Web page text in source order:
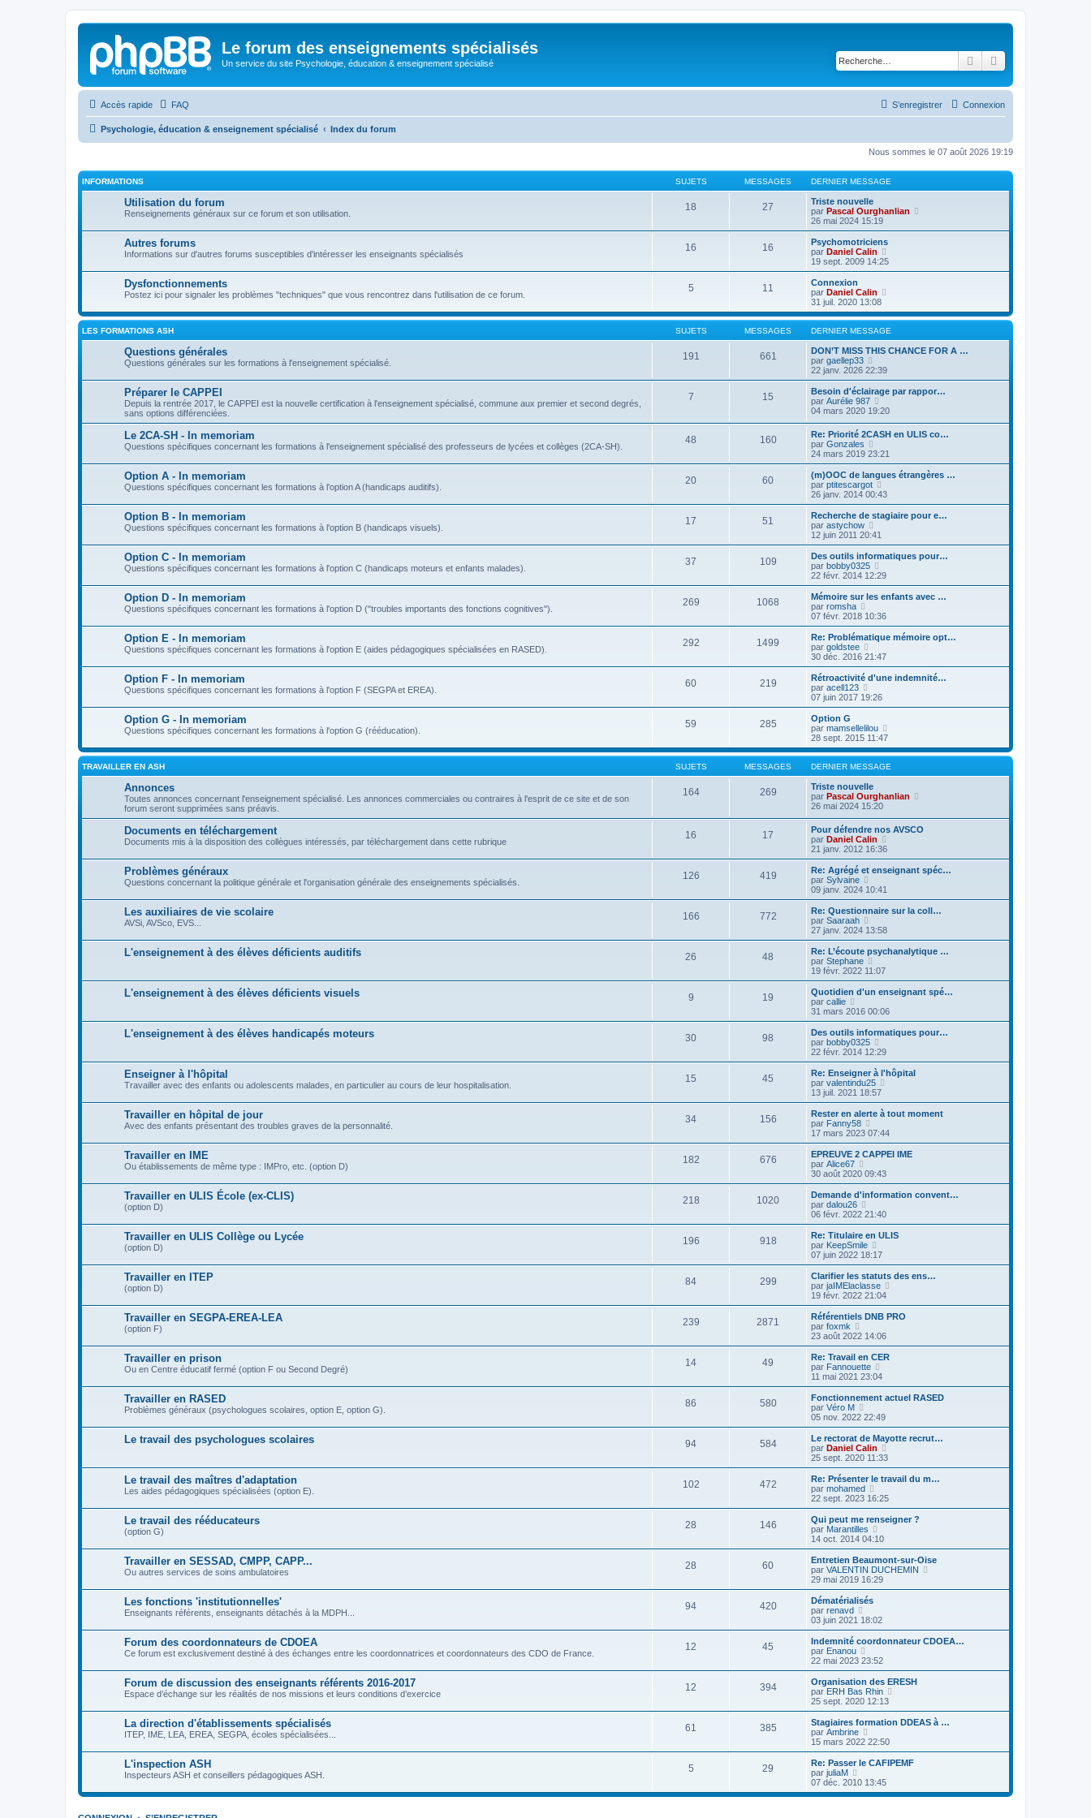
Le forum des enseignements spécialisés
Un service du site Psychologie, éducation & enseignement spécialisé Rechercher
Accès rapide FAQ Connexion
S’enregistrer
Psychologie, éducation & enseignement spécialisé Index du forum
Nous sommes le 07 août 2026 19:19
INFORMATIONS SUJETS MESSAGES DERNIER MESSAGE
Utilisation du forum
Renseignements généraux sur ce forum et son utilisation.
18 27
Triste nouvelle
par Pascal Ourghanlian
i
e
e
s
e
26 mai 2024 15:19
Autres forums
Informations sur d'autres forums susceptibles d'intéresser les enseignants spécialisés
16 16
Psychomotriciens
par Daniel Calin
i
e
r
n
i
s
s
a
g
e
19 sept. 2009 14:25
Dysfonctionnements
Postez ici pour signaler les problèmes "techniques" que vous rencontrez dans l'utilisation de ce forum.
5 11
Connexion
par Daniel Calin
i
r
l
e
d
n
i
e
r
e
s
a
g
e
31 juil. 2020 13:08
LES FORMATIONS ASH SUJETS MESSAGES DERNIER MESSAGE
Questions générales
Questions générales sur les formations à l'enseignement spécialisé.
191 661
DON’T MISS THIS CHANCE FOR A …
par gaellep33
o
i
r
l
e
e
r
i
e
r
m
e
s
s
g
e
22 janv. 2026 22:39
Préparer le CAPPEI
Depuis la rentrée 2017, le CAPPEI est la nouvelle certification à l'enseignement spécialisé, commune aux premier et second degrés,
sans options différenciées.
7 15
Besoin d'éclairage par rappor…
par Aurélie 987
o
r
l
e
d
e
r
i
e
r
s
s
g
e
04 mars 2020 19:20
Le 2CA-SH - In memoriam
Questions spécifiques concernant les formations à l'enseignement spécialisé des professeurs de lycées et collèges (2CA-SH).
48 160
Re: Priorité 2CASH en ULIS co…
par Gonzales
o
i
r
l
e
e
r
n
i
r
m
e
s
s
g
e
24 mars 2019 23:21
Option A - In memoriam
Questions spécifiques concernant les formations à l'option A (handicaps auditifs).
20 60
(m)OOC de langues étrangères …
par ptitescargot
o
i
r
l
r
n
i
r
e
s
s
g
e
26 janv. 2014 00:43
Option B - In memoriam
Questions spécifiques concernant les formations à l'option B (handicaps visuels).
17 51
Recherche de stagiaire pour e…
par astychow
o
i
r
l
e
r
n
i
r
e
s
s
g
e
12 juin 2011 20:41
Option C - In memoriam
Questions spécifiques concernant les formations à l'option C (handicaps moteurs et enfants malades).
37 109
Des outils informatiques pour…
par bobby0325
o
i
r
e
r
n
i
r
e
s
a
g
e
22 févr. 2014 12:29
Option D - In memoriam
Questions spécifiques concernant les formations à l'option D ("troubles importants des fonctions cognitives").
269 1068
Mémoire sur les enfants avec …
par romsha
o
i
r
e
e
r
n
i
m
e
s
a
e
07 févr. 2018 10:36
Option E - In memoriam
Questions spécifiques concernant les formations à l'option E (aides pédagogiques spécialisées en RASED).
292 1499
Re: Problématique mémoire opt…
par goldstee
o
i
r
e
n
i
e
r
m
s
s
a
g
e
30 déc. 2016 21:47
Option F - In memoriam
Questions spécifiques concernant les formations à l'option F (SEGPA et EREA).
60 219
Rétroactivité d'une indemnité…
par acell123
o
i
l
e
e
r
n
i
e
r
e
s
s
a
g
e
07 juin 2017 19:26
Option G - In memoriam
Questions spécifiques concernant les formations à l'option G (rééducation).
59 285
Option G
par mamsellelilou
i
r
l
e
e
e
e
s
g
e
28 sept. 2015 11:47
TRAVAILLER EN ASH SUJETS MESSAGES DERNIER MESSAGE
Annonces
Toutes annonces concernant l'enseignement spécialisé. Les annonces commerciales ou contraires à l'esprit de ce site et de son
forum seront supprimées sans préavis.
164 269
Triste nouvelle
par Pascal Ourghanlian
r
l
e
r
e
r
s
s
e
26 mai 2024 15:20
Documents en téléchargement
Documents mis à la disposition des collègues intéressés, par téléchargement dans cette rubrique
16 17
Pour défendre nos AVSCO
par Daniel Calin
i
r
r
r
s
s
g
e
21 janv. 2012 16:36
Problèmes généraux
Questions concernant la politique générale et l'organisation générale des enseignements spécialisés.
126 419
Re: Agrégé et enseignant spéc…
par Sylvaine
o
i
r
e
r
n
i
r
e
s
s
a
g
e
09 janv. 2024 10:41
Les auxiliaires de vie scolaire
AVSi, AVSco, EVS...
166 772
Re: Questionnaire sur la coll…
par Saaraah
o
i
r
l
e
r
n
i
r
m
e
s
s
a
g
e
27 janv. 2024 13:58
L'enseignement à des élèves déficients auditifs 26 48
Re: L’écoute psychanalytique …
par Stephane
o
i
r
e
r
n
i
e
r
m
e
s
s
g
e
19 févr. 2022 11:07
L'enseignement à des élèves déficients visuels 9 19
Quotidien d'un enseignant spé…
par callie
o
i
r
l
e
r
n
r
m
e
s
s
a
g
e
31 mars 2016 00:06
L'enseignement à des élèves handicapés moteurs 30 98
Des outils informatiques pour…
par bobby0325
o
i
r
l
e
r
n
i
r
e
s
s
g
e
22 févr. 2014 12:29
Enseigner à l'hôpital
Travailler avec des enfants ou adolescents malades, en particulier au cours de leur hospitalisation.
15 45
Re: Enseigner à l'hôpital
par valentindu25
i
r
e
e
r
r
s
s
e
13 juil. 2021 18:57
Travailler en hôpital de jour
Avec des enfants présentant des troubles graves de la personnalité.
34 156
Rester en alerte à tout moment
par Fanny58
o
i
r
e
e
r
i
r
m
e
s
s
a
g
e
17 mars 2023 07:44
Travailler en IME
Ou établissements de même type : IMPro, etc. (option D)
182 676
EPREUVE 2 CAPPEI IME
par Alice67
o
i
r
e
r
n
i
r
m
e
s
s
g
e
30 août 2020 09:43
Travailler en ULIS École (ex-CLIS)
(option D)
218 1020
Demande d'information convent…
par dalou26
o
i
r
e
r
n
i
r
e
s
s
a
g
e
06 févr. 2022 21:40
Travailler en ULIS Collège ou Lycée
(option D)
196 918
Re: Titulaire en ULIS
par KeepSmile
o
i
r
l
e
e
r
n
i
r
e
s
s
g
e
07 juin 2022 18:17
Travailler en ITEP
(option D)
84 299
Clarifier les statuts des ens…
par jaIMElaclasse
i
r
r
s
s
e
19 févr. 2022 21:04
Travailler en SEGPA-EREA-LEA
(option F)
239 2871
Référentiels DNB PRO
par foxmk
o
i
r
l
e
r
n
i
r
m
e
s
s
a
g
e
23 août 2022 14:06
Travailler en prison
Ou en Centre éducatif fermé (option F ou Second Degré)
14 49
Re: Travail en CER
par Fannouette
i
r
e
r
n
i
r
e
s
s
g
e
11 mai 2021 23:04
Travailler en RASED
Problèmes généraux (psychologues scolaires, option E, option G).
86 580
Fonctionnement actuel RASED
par Véro M
o
i
r
l
e
e
r
n
i
r
m
e
s
s
a
g
e
05 nov. 2022 22:49
Le travail des psychologues scolaires 94 584
Le rectorat de Mayotte recrut…
par Daniel Calin
i
r
e
r
r
m
s
e
25 sept. 2020 11:33
Le travail des maîtres d'adaptation
Les aides pédagogiques spécialisées (option E).
102 472
Re: Présenter le travail du m…
par mohamed
o
i
r
e
r
n
i
e
s
s
g
e
22 sept. 2023 16:25
Le travail des rééducateurs
(option G)
28 146
Qui peut me renseigner ?
par Marantilles
o
i
r
e
n
i
r
e
s
s
a
g
e
14 oct. 2014 04:10
Travailler en SESSAD, CMPP, CAPP...
Ou autres services de soins ambulatoires
28 60
Entretien Beaumont-sur-Oise
par VALENTIN DUCHEMIN
i
e
r
s
s
e
29 mai 2019 16:29
Les fonctions 'institutionnelles'
Enseignants référents, enseignants détachés à la MDPH...
94 420
Dématérialisés
par renavd
o
i
r
e
r
n
r
m
e
s
s
g
e
03 juin 2021 18:02
Forum des coordonnateurs de CDOEA
Ce forum est exclusivement destiné à des échanges entre les coordonnatrices et coordonnateurs des CDO de France.
12 45
Indemnité coordonnateur CDOEA…
par Enanou
o
i
r
l
e
r
n
i
r
e
s
22 mai 2023 23:52
Forum de discussion des enseignants référents 2016-2017
Espace d’échange sur les réalités de nos missions et leurs conditions d’exercice
12 394
Organisation des ERESH
par ERH Bas Rhin
i
r
e
r
e
25 sept. 2020 12:13
La direction d'établissements spécialisés
ITEP, IME, LEA, EREA, SEGPA, écoles spécialisées...
61 385
Stagiaires formation DDEAS à …
par Ambrine
o
i
r
e
e
15 mars 2022 22:50
L'inspection ASH
Inspecteurs ASH et conseillers pédagogiques ASH.
5 29
Re: Passer le CAFIPEMF
par juliaM
o
i
07 déc. 2010 13:45